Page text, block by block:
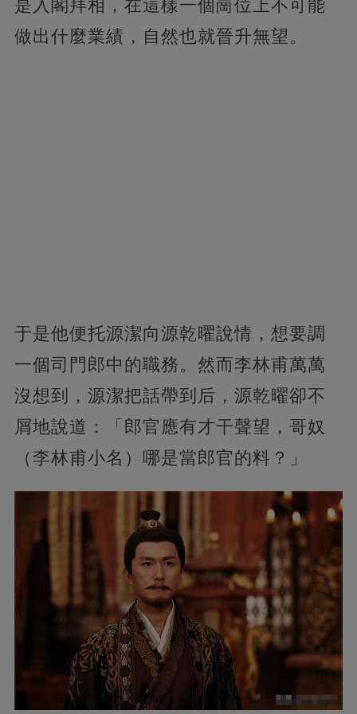
是入閣拜相，在這樣一個崗位上不可能
做出什麼業績，自然也就晉升無望。
于是他便托源潔向源乾曜說情，想要調
一個司門郎中的職務。然而李林甫萬萬
沒想到，源潔把話帶到后，源乾曜卻不
屑地說道：「郎官應有才干聲望，哥奴
（李林甫小名）哪是當郎官的料？」